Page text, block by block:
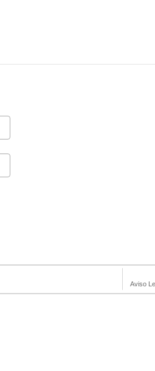
Aviso